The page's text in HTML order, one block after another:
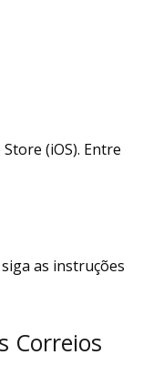
(iOS). Entre
as instruções
Correios